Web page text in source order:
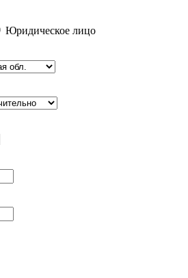
Юридическое лицо